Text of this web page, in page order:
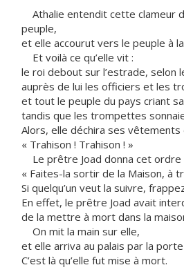
Athalie entendit cette clameur
peuple,
et elle accourut vers le peuple à
Et voilà ce qu’elle vit :
le roi debout sur l’estrade, selon
auprès de lui les officiers et les
et tout le peuple du pays criant
tandis que les trompettes
Alors, elle déchira ses vêtements
« Trahison ! Trahison ! »
Le prêtre Joad donna cet ordre
« Faites-la sortir de la Maison, à
Si quelqu’un veut la suivre,
En effet, le prêtre Joad avait
de la mettre à mort dans la
On mit la main sur elle,
et elle arriva au palais par la
C’est là qu’elle fut mise à mort.